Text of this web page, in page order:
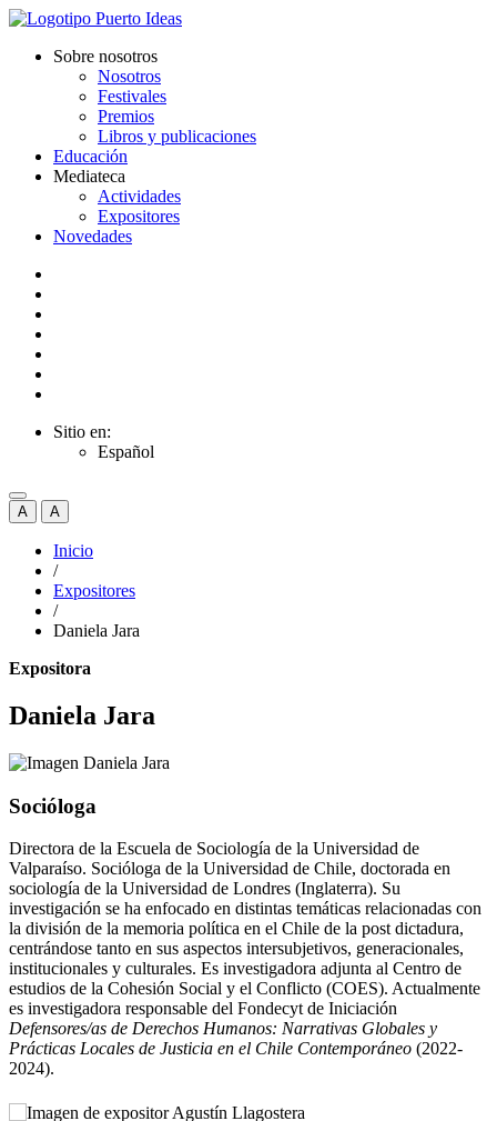
Sobre nosotros
Nosotros
Festivales
Premios
Libros y publicaciones
Educación
Mediateca
Actividades
Expositores
Novedades
Sitio en:
Español
A A
Inicio
/
Expositores
/
Daniela Jara
Expositora
Daniela Jara
Socióloga
Directora de la Escuela de Sociología de la Universidad de
Valparaíso. Socióloga de la Universidad de Chile, doctorada en
sociología de la Universidad de Londres (Inglaterra). Su
investigación se ha enfocado en distintas temáticas relacionadas con
la división de la memoria política en el Chile de la post dictadura,
centrándose tanto en sus aspectos intersubjetivos, generacionales,
institucionales y culturales. Es investigadora adjunta al Centro de
estudios de la Cohesión Social y el Conflicto (COES). Actualmente
es investigadora responsable del Fondecyt de Iniciación
Defensores/as de Derechos Humanos: Narrativas Globales y
Prácticas Locales de Justicia en el Chile Contemporáneo (2022-
2024).